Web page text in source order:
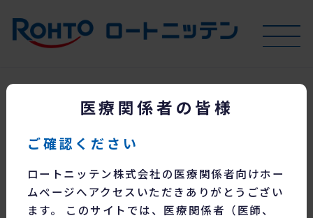
供給状況について（2026年6月8日更新）
経過措置について（2026年4月1日更新）
各種変更品の出荷スケジュールについて（2026年8月5日更新）
医療関係者の皆様
ご確認ください
ロートニッテン株式会社の医療関係者向けホー
ムページへアクセスいただきありがとうござい
ます。 このサイトでは、医療関係者（医師、